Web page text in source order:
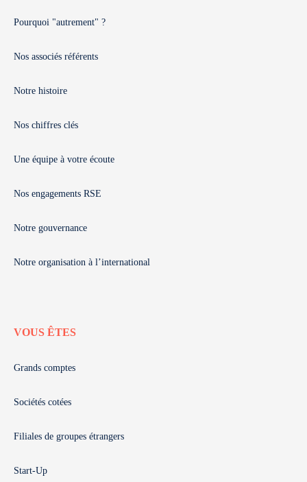
Pourquoi "autrement" ?
Nos associés référents
Notre histoire
Nos chiffres clés
Une équipe à votre écoute
Nos engagements RSE
Notre gouvernance
Notre organisation à l’international
VOUS ÊTES
Grands comptes
Sociétés cotées
Filiales de groupes étrangers
Start-Up